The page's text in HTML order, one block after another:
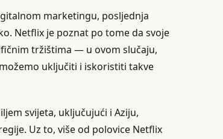
marketingu, posljednja
Netflix je poznat po tome da svoje
tržištima — u ovom slučaju,
uključiti i iskoristiti takve
svijeta, uključujući i Aziju,
Uz to, više od polovice Netflix